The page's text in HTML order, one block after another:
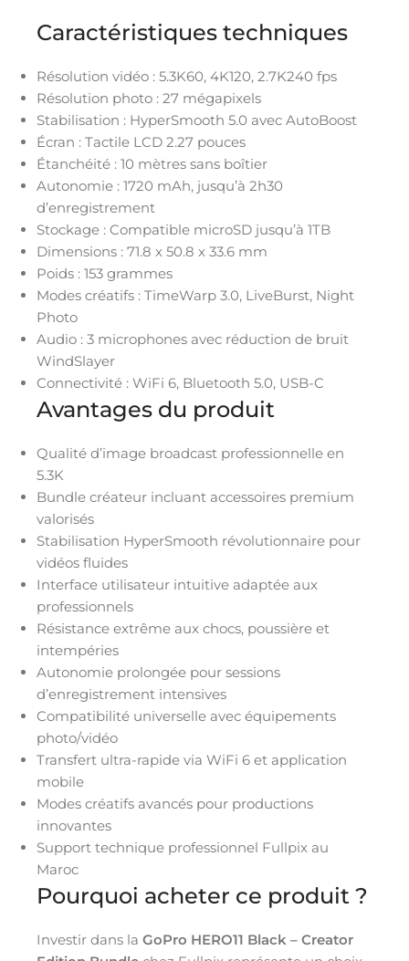
Caractéristiques techniques
Résolution vidéo : 5.3K60, 4K120, 2.7K240 fps
Résolution photo : 27 mégapixels
Stabilisation : HyperSmooth 5.0 avec AutoBoost
Écran : Tactile LCD 2.27 pouces
Étanchéité : 10 mètres sans boîtier
Autonomie : 1720 mAh, jusqu’à 2h30
d’enregistrement
Stockage : Compatible microSD jusqu’à 1TB
Dimensions : 71.8 x 50.8 x 33.6 mm
Poids : 153 grammes
Modes créatifs : TimeWarp 3.0, LiveBurst, Night
Photo
Audio : 3 microphones avec réduction de bruit
WindSlayer
Connectivité : WiFi 6, Bluetooth 5.0, USB-C
Avantages du produit
Qualité d’image broadcast professionnelle en
5.3K
Bundle créateur incluant accessoires premium
valorisés
Stabilisation HyperSmooth révolutionnaire pour
vidéos fluides
Interface utilisateur intuitive adaptée aux
professionnels
Résistance extrême aux chocs, poussière et
intempéries
Autonomie prolongée pour sessions
d’enregistrement intensives
Compatibilité universelle avec équipements
photo/vidéo
Transfert ultra-rapide via WiFi 6 et application
mobile
Modes créatifs avancés pour productions
innovantes
Support technique professionnel Fullpix au
Maroc
Pourquoi acheter ce produit ?
Investir dans la GoPro HERO11 Black – Creator